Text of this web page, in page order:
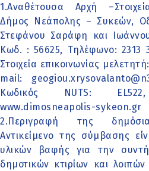
1.Αναθέτουσα Αρχή
Δήμος Νεάπολης – Συκεών,
Στεφάνου Σαράφη και
Κωδ. : 56625, Τηλέφωνο: 2313
Στοιχεία επικοινωνίας
mail:
Κωδικός ΝUTS: EL522,
www.dimosneapolis-sykeon.gr
2.Περιγραφή της
Αντικείμενο της σύμβασης
υλικών βαφής για την
δημοτικών κτιρίων και